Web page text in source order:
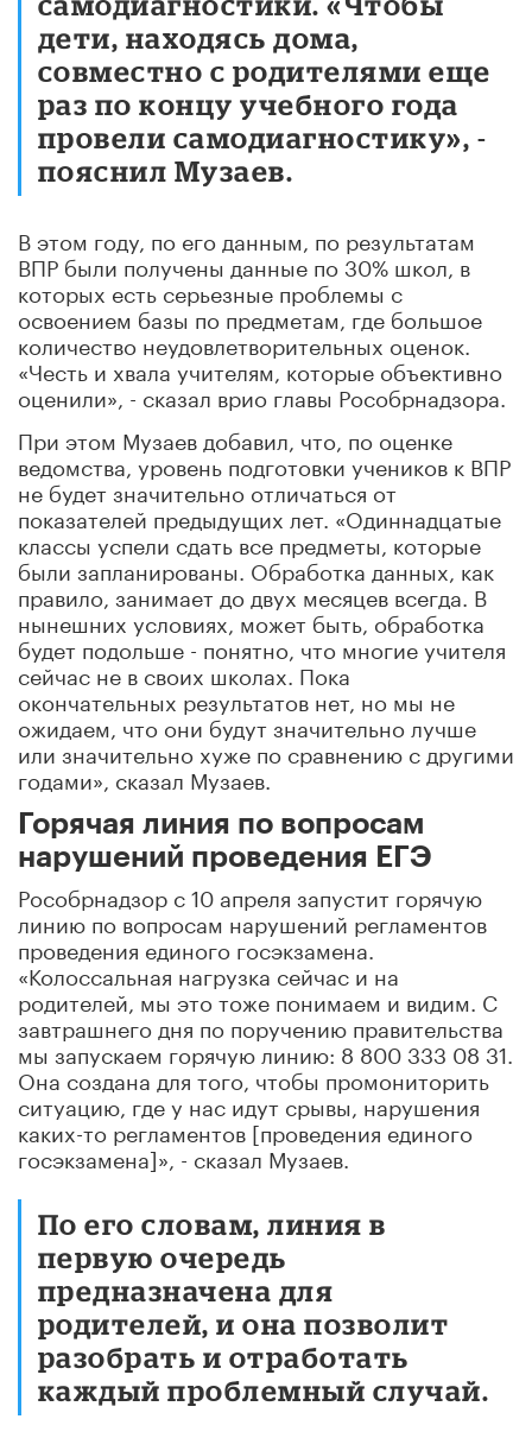
дети, находясь дома,
совместно с родителями еще
раз по концу учебного года
провели самодиагностику», -
пояснил Музаев.
В этом году, по его данным, по результатам
ВПР были получены данные по 30% школ, в
которых есть серьезные проблемы с
освоением базы по предметам, где большое
количество неудовлетворительных оценок.
«Честь и хвала учителям, которые объективно
оценили», - сказал врио главы Рособрнадзора.
При этом Музаев добавил, что, по оценке
ведомства, уровень подготовки учеников к ВПР
не будет значительно отличаться от
показателей предыдущих лет. «Одиннадцатые
классы успели сдать все предметы, которые
были запланированы. Обработка данных, как
правило, занимает до двух месяцев всегда. В
нынешних условиях, может быть, обработка
будет подольше - понятно, что многие учителя
сейчас не в своих школах. Пока
окончательных результатов нет, но мы не
ожидаем, что они будут значительно лучше
или значительно хуже по сравнению с другими
годами», сказал Музаев.
Горячая линия по вопросам
нарушений проведения ЕГЭ
Рособрнадзор с 10 апреля запустит горячую
линию по вопросам нарушений регламентов
проведения единого госэкзамена.
«Колоссальная нагрузка сейчас и на
родителей, мы это тоже понимаем и видим. С
завтрашнего дня по поручению правительства
мы запускаем горячую линию: 8 800 333 08 31.
Она создана для того, чтобы промониторить
ситуацию, где у нас идут срывы, нарушения
каких-то регламентов [проведения единого
госэкзамена]», - сказал Музаев.
По его словам, линия в
первую очередь
предназначена для
родителей, и она позволит
разобрать и отработать
каждый проблемный случай.